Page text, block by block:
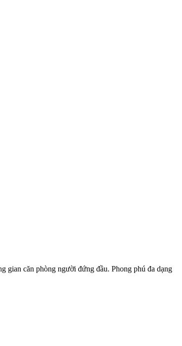
gian căn phòng người đứng đầu. Phong phú đa dạng